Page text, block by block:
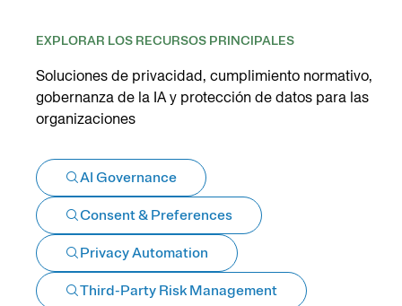
EXPLORAR LOS RECURSOS PRINCIPALES
Soluciones de privacidad, cumplimiento normativo,
gobernanza de la IA y protección de datos para las
organizaciones
AI Governance
Consent & Preferences
Privacy Automation
Third-Party Risk Management